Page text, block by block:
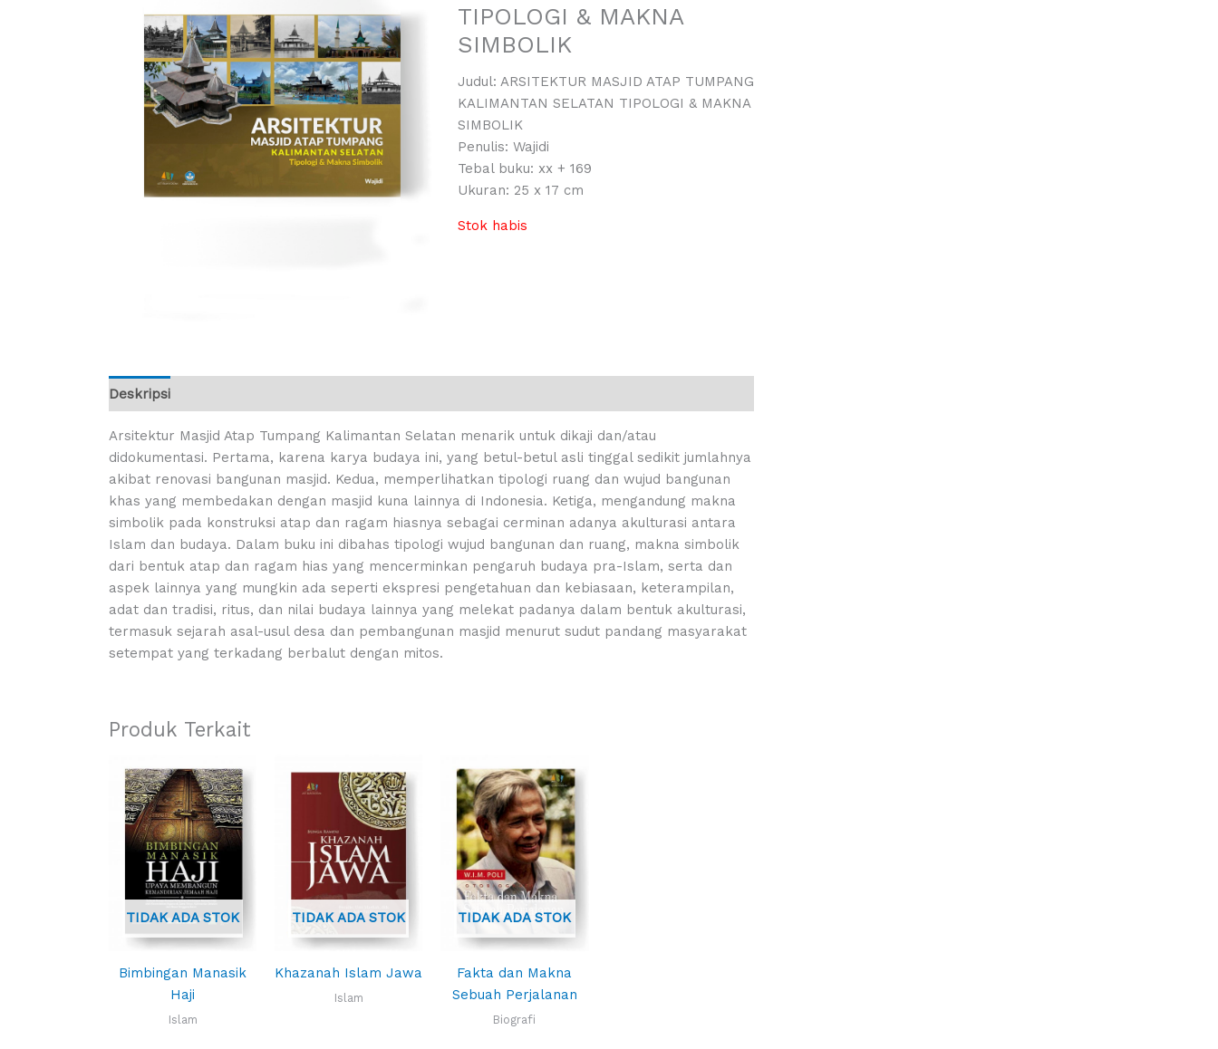
TIPOLOGI & MAKNA
SIMBOLIK
Judul: ARSITEKTUR MASJID ATAP TUMPANG
KALIMANTAN SELATAN TIPOLOGI & MAKNA
SIMBOLIK
Penulis: Wajidi
Tebal buku: xx + 169
Ukuran: 25 x 17 cm
Stok habis
Deskripsi
Arsitektur Masjid Atap Tumpang Kalimantan Selatan menarik untuk dikaji dan/atau
didokumentasi. Pertama, karena karya budaya ini, yang betul-betul asli tinggal sedikit jumlahnya
akibat renovasi bangunan masjid. Kedua, memperlihatkan tipologi ruang dan wujud bangunan
khas yang membedakan dengan masjid kuna lainnya di Indonesia. Ketiga, mengandung makna
simbolik pada konstruksi atap dan ragam hiasnya sebagai cerminan adanya akulturasi antara
Islam dan budaya. Dalam buku ini dibahas tipologi wujud bangunan dan ruang, makna simbolik
dari bentuk atap dan ragam hias yang mencerminkan pengaruh budaya pra-Islam, serta dan
aspek lainnya yang mungkin ada seperti ekspresi pengetahuan dan kebiasaan, keterampilan,
adat dan tradisi, ritus, dan nilai budaya lainnya yang melekat padanya dalam bentuk akulturasi,
termasuk sejarah asal-usul desa dan pembangunan masjid menurut sudut pandang masyarakat
setempat yang terkadang berbalut dengan mitos.
Produk Terkait
TIDAK ADA STOK
Bimbingan Manasik
Haji
Islam
TIDAK ADA STOK
Khazanah Islam Jawa
Islam
TIDAK ADA STOK
Fakta dan Makna
Sebuah Perjalanan
Biografi